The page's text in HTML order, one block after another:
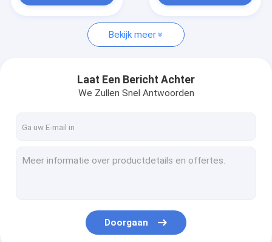
Purple Horn ventilator
Thuiszorgventilator
ICU hangende systemen
Medische infuuspompen
Anesthesieverstuiver
Bekijk meer
Laat Een Bericht Achter
We Zullen Snel Antwoorden
Doorgaan